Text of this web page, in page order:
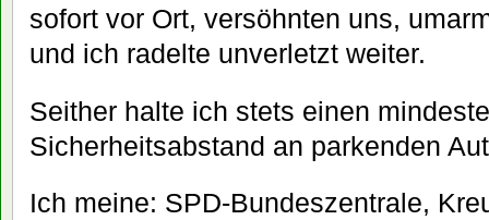
sofort vor Ort, versöhnten uns,
und ich radelte unverletzt weiter.
Seither halte ich stets einen
Sicherheitsabstand an parkenden
Ich meine: SPD-Bundeszentrale,